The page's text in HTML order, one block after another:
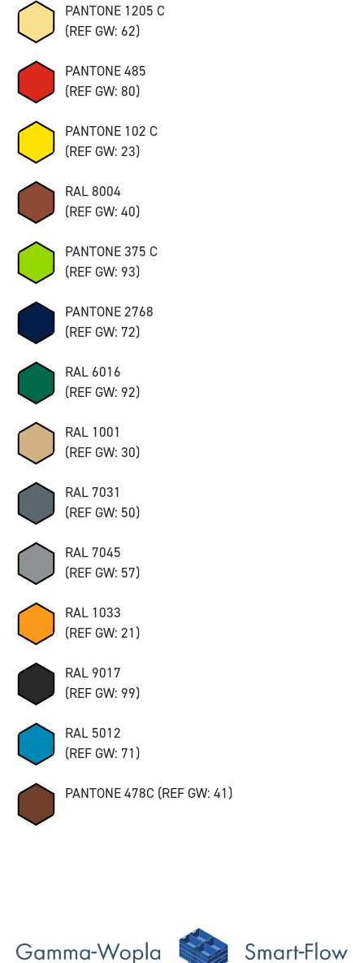
PANTONE 1205 C
(REF GW: 62)
PANTONE 485
(REF GW: 80)
PANTONE 102 C
(REF GW: 23)
RAL 8004
(REF GW: 40)
PANTONE 375 C
(REF GW: 93)
PANTONE 2768
(REF GW: 72)
RAL 6016
(REF GW: 92)
RAL 1001
(REF GW: 30)
RAL 7031
(REF GW: 50)
RAL 7045
(REF GW: 57)
RAL 1033
(REF GW: 21)
RAL 9017
(REF GW: 99)
RAL 5012
(REF GW: 71)
PANTONE 478C (REF GW: 41)